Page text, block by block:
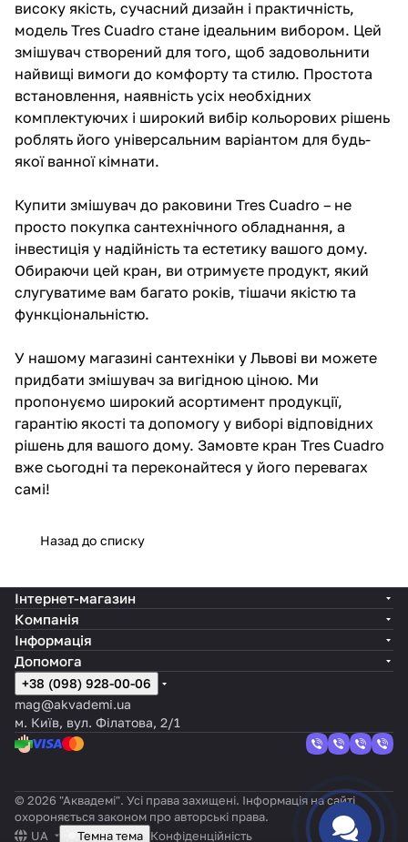
високу якість, сучасний дизайн і практичність,
модель Tres Cuadro стане ідеальним вибором. Цей
змішувач створений для того, щоб задовольнити
найвищі вимоги до комфорту та стилю. Простота
встановлення, наявність усіх необхідних
комплектуючих і широкий вибір кольорових рішень
роблять його універсальним варіантом для будь-
якої ванної кімнати.
Купити змішувач до раковини Tres Cuadro – не
просто покупка сантехнічного обладнання, а
інвестиція у надійність та естетику вашого дому.
Обираючи цей кран, ви отримуєте продукт, який
слугуватиме вам багато років, тішачи якістю та
функціональністю.
У нашому магазині сантехніки у Львові ви можете
придбати змішувач за вигідною ціною. Ми
пропонуємо широкий асортимент продукції,
гарантію якості та допомогу у виборі відповідних
рішень для вашого дому. Замовте кран Tres Cuadro
вже сьогодні та переконайтеся у його перевагах
самі!
Назад до списку
Інтернет-магазин
Компанія
Інформація
Допомога
+38 (098) 928-00-06
mag@akvademi.ua
м. Київ, вул. Філатова, 2/1
© 2026 "Аквадемі". Усі права захищені. Інформація на сайті
охороняється законом про авторські права.
UA
Темна тема Конфіденційність